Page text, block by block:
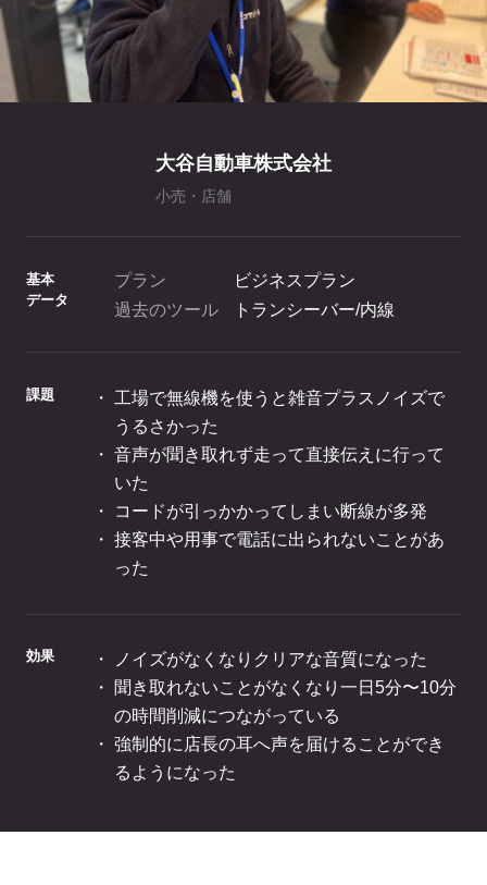
アプリ料金
デバイス料金
プランシミュレーション
よくある質問
資料ダウンロード
ご利用お申し込み
大谷自動車株式会社
小売・店舗
基本
データ
プラン
ビジネスプラン
過去のツール
トランシーバー/内線
課題
工場で無線機を使うと雑音プラスノイズで
うるさかった
音声が聞き取れず走って直接伝えに行って
いた
コードが引っかかってしまい断線が多発
接客中や用事で電話に出られないことがあ
った
効果
ノイズがなくなりクリアな音質になった
聞き取れないことがなくなり一日5分〜10分
の時間削減につながっている
強制的に店長の耳へ声を届けることができ
るようになった